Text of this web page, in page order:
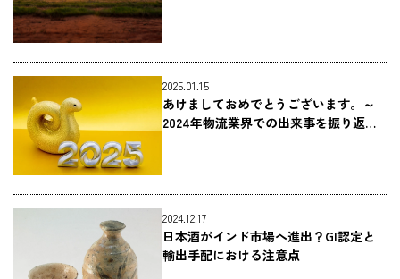
2025.01.15
あけましておめでとうございます。～
2024年物流業界での出来事を振り返る
2024.12.17
日本酒がインド市場へ進出？GI認定と
輸出手配における注意点
CARGO